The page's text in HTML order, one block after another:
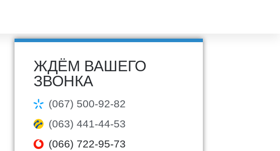
ЖДЁМ ВАШЕГО
ЗВОНКА
(067) 500-92-82
(063) 441-44-53
(066) 722-95-73